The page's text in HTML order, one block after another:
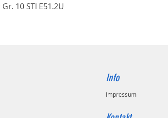
Schnellansicht
10 STI E51.2U
Info
Impressum